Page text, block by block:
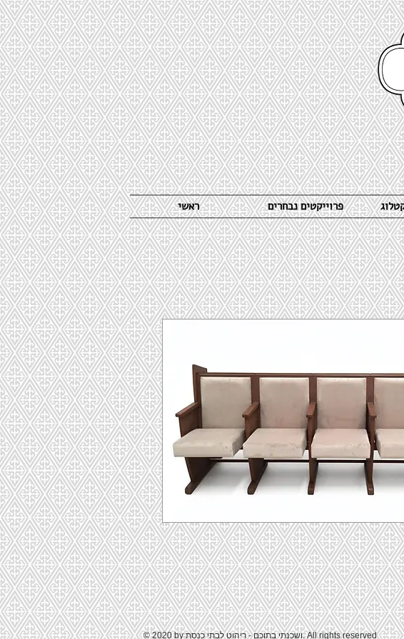
ראשי פרוייקטים נבחרים
© 2020 by ושכנתי בתוכם - ריהוט לבתי כנסת. All rights reserved